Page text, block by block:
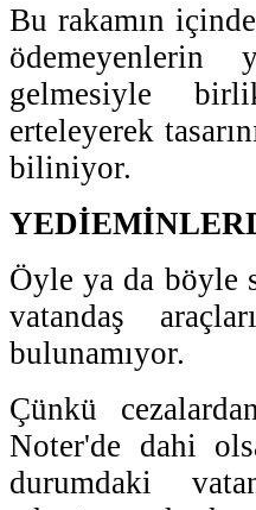
Bu rakamın
ödemeyenlerin
gelmesiyle
erteleyerek
biliniyor.
Öyle ya da böyle
vatandaş
bulunamıyor.
Çünkü
Noter'de dahi
durumdaki